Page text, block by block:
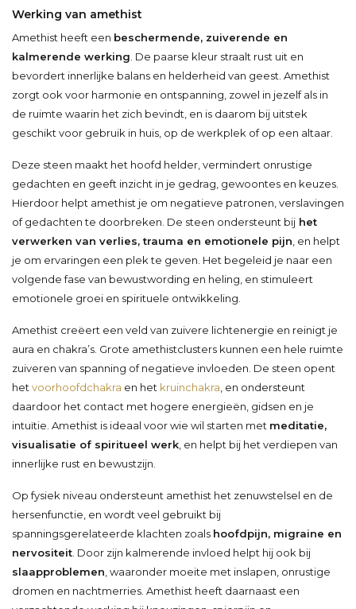
Werking van amethist
Amethist heeft een beschermende, zuiverende en
kalmerende werking . De paarse kleur straalt rust uit en
bevordert innerlijke balans en helderheid van geest. Amethist
zorgt ook voor harmonie en ontspanning, zowel in jezelf als in
de ruimte waarin het zich bevindt, en is daarom bij uitstek
geschikt voor gebruik in huis, op de werkplek of op een altaar.
Deze steen maakt het hoofd helder, vermindert onrustige
gedachten en geeft inzicht in je gedrag, gewoontes en keuzes.
Hierdoor helpt amethist je om negatieve patronen, verslavingen
of gedachten te doorbreken. De steen ondersteunt bij het
verwerken van verlies, trauma en emotionele pijn , en helpt
je om ervaringen een plek te geven. Het begeleid je naar een
volgende fase van bewustwording en heling, en stimuleert
emotionele groei en spirituele ontwikkeling.
Amethist creëert een veld van zuivere lichtenergie en reinigt je
aura en chakra’s. Grote amethistclusters kunnen een hele ruimte
zuiveren van spanning of negatieve invloeden. De steen opent
het voorhoofdchakra en het kruinchakra , en ondersteunt
daardoor het contact met hogere energieën, gidsen en je
intuïtie. Amethist is ideaal voor wie wil starten met meditatie,
visualisatie of spiritueel werk , en helpt bij het verdiepen van
innerlijke rust en bewustzijn.
Op fysiek niveau ondersteunt amethist het zenuwstelsel en de
hersenfunctie, en wordt veel gebruikt bij
spanningsgerelateerde klachten zoals hoofdpijn, migraine en
nervositeit . Door zijn kalmerende invloed helpt hij ook bij
slaapproblemen , waaronder moeite met inslapen, onrustige
dromen en nachtmerries. Amethist heeft daarnaast een